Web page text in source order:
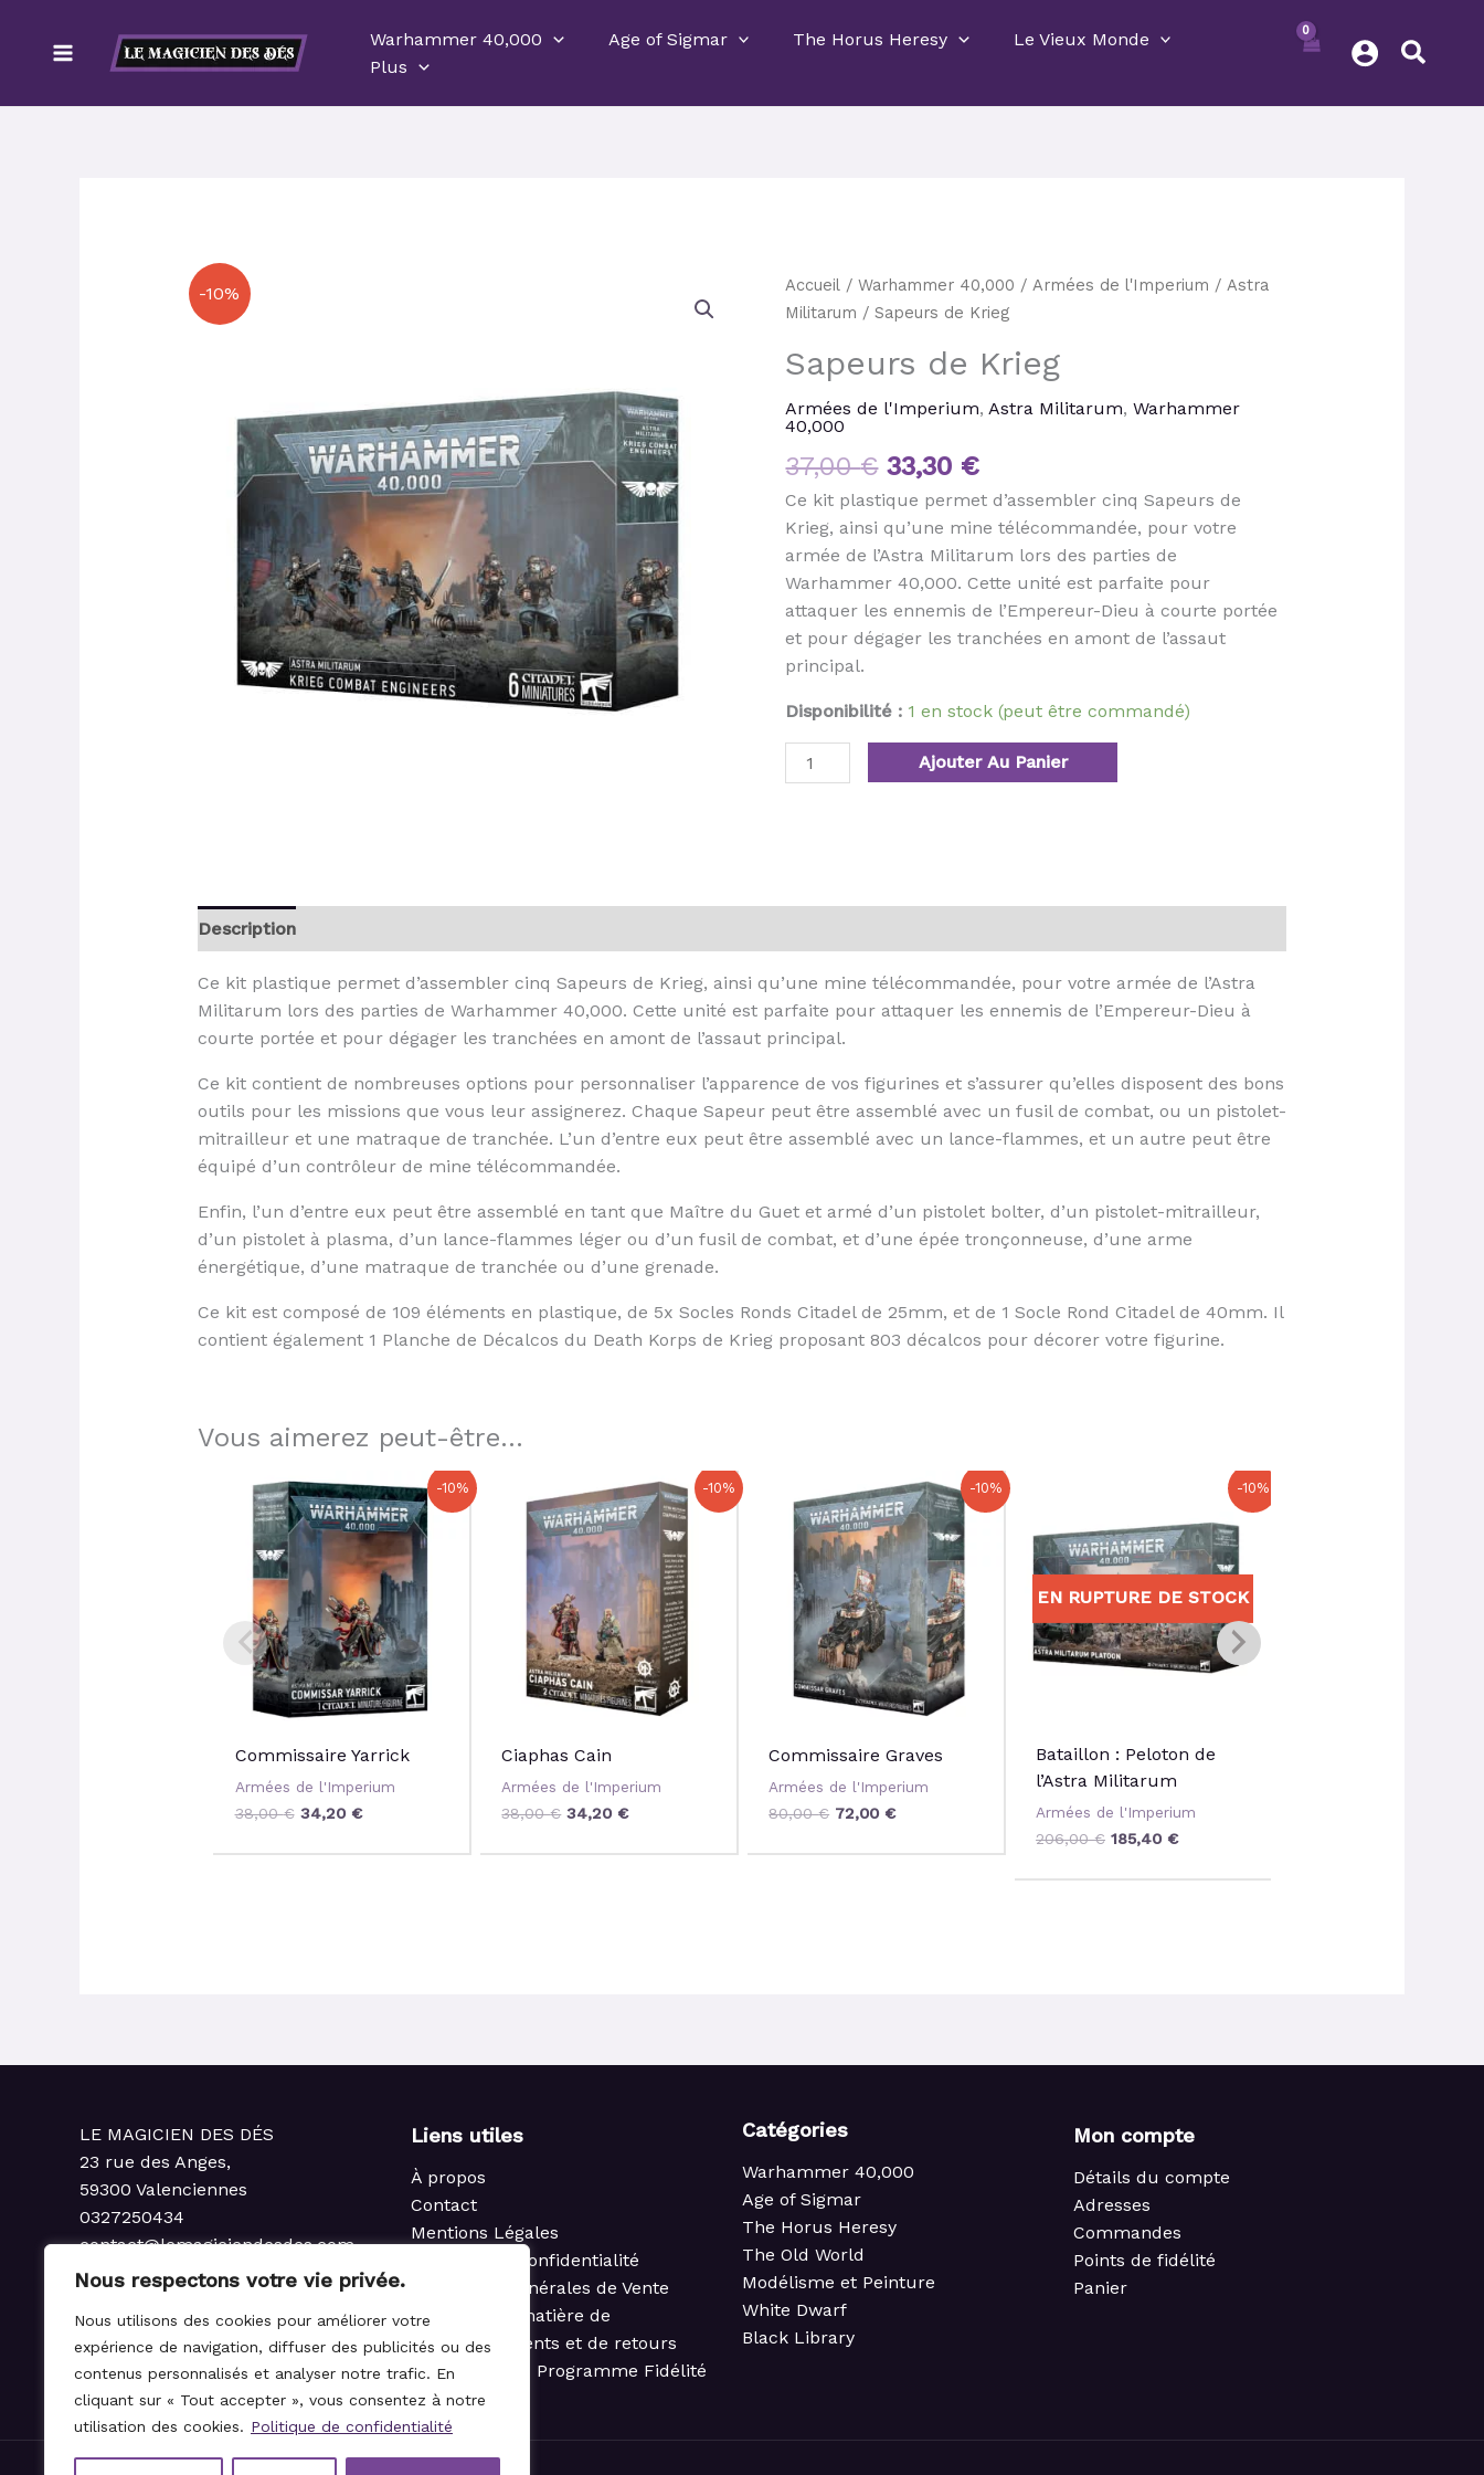
Nous respectons votre vie privée.
Nous utilisons des cookies pour améliorer votre
expérience de navigation, diffuser des publicités ou des
contenus personnalisés et analyser notre trafic. En
cliquant sur « Tout accepter », vous consentez à notre
utilisation des cookies. Politique de confidentialité
contenu
Warhammer 40,000 Age of Sigmar The Horus Heresy
Le Vieux Monde
Plus
-10% Accueil /Warhammer 40,000 /Armées de l'Imperium /Astra
Militarum / Sapeurs de Krieg
Sapeurs de Krieg
Armées de l'Imperium,Astra Militarum,Warhammer
40,000
37,00€
Le
prix
était :
37,00 €.
33,30 €
Le
prix
est :
33,30 €.
Ce kit plastique permet d’assembler cinq Sapeurs de
Krieg, ainsi qu’une mine télécommandée, pour votre
armée de l’Astra Militarum lors des parties de
Warhammer 40,000. Cette unité est parfaite pour
attaquer les ennemis de l’Empereur-Dieu à courte portée
et pour dégager les tranchées en amont de l’assaut
principal.
Disponibilité : 1 en stock (peut être commandé)
quantité
de
de
Ajouter Au Panier
Description
Ce kit plastique permet d’assembler cinq Sapeurs de Krieg, ainsi qu’une mine télécommandée, pour votre armée de l’Astra
Militarum lors des parties de Warhammer 40,000. Cette unité est parfaite pour attaquer les ennemis de l’Empereur-Dieu à
courte portée et pour dégager les tranchées en amont de l’assaut principal.
Ce kit contient de nombreuses options pour personnaliser l’apparence de vos figurines et s’assurer qu’elles disposent des bons
outils pour les missions que vous leur assignerez. Chaque Sapeur peut être assemblé avec un fusil de combat, ou un pistolet-
mitrailleur et une matraque de tranchée. L’un d’entre eux peut être assemblé avec un lance-flammes, et un autre peut être
équipé d’un contrôleur de mine télécommandée.
Enfin, l’un d’entre eux peut être assemblé en tant que Maître du Guet et armé d’un pistolet bolter, d’un pistolet-mitrailleur,
d’un pistolet à plasma, d’un lance-flammes léger ou d’un fusil de combat, et d’une épée tronçonneuse, d’une arme
énergétique, d’une matraque de tranchée ou d’une grenade.
Ce kit est composé de 109 éléments en plastique, de 5x Socles Ronds Citadel de 25mm, et de 1 Socle Rond Citadel de 40mm. Il
contient également 1 Planche de Décalcos du Death Korps de Krieg proposant 803 décalcos pour décorer votre figurine.
Vous aimerez peut-être...
-10%
Commissaire Yarrick
Armées de l'Imperium
38,00€
Le
prix
initial
était :
38,00 €.
34,20 €
prix
actuel
est :
34,20 €.
-10%
Ciaphas Cain
Armées de l'Imperium
38,00€
prix
initial
était :
38,00 €.
34,20 €
Le
prix
actuel
est :
34,20 €.
-10%
Commissaire Graves
Armées de l'Imperium
80,00€
prix
initial
était :
80,00 €.
72,00 €
Le
prix
actuel
est :
72,00 €.
-10%
EN RUPTURE DE STOCK
Bataillon : Peloton de
l’Astra Militarum
Armées de l'Imperium
206,00€
était :
206,00 €.
185,40 €
actuel
est :
185,40 €.
LE MAGICIEN DES DÉS
23 rue des Anges,
59300 Valenciennes
0327250434
contact@lemagiciendesdes.com
du Mardi au Samedi
Liens utiles
À propos
Contact
Mentions Légales
Politique de confidentialité
Conditions Générales de Vente
Politique en matière de
remboursements et de retours
Règlement du Programme Fidélité
Catégories
Warhammer 40,000
Age of Sigmar
The Horus Heresy
The Old World
Modélisme et Peinture
White Dwarf
Black Library
Mon compte
Détails du compte
Adresses
Commandes
Points de fidélité
Panier